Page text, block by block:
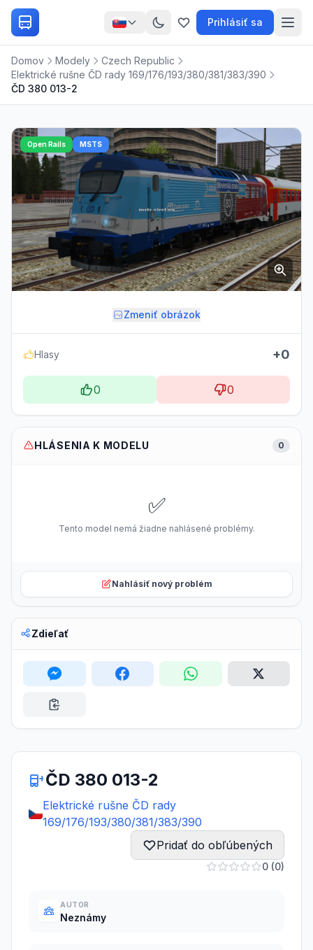
Prihlásiť sa
Domov Modely
Czech Republic
Elektrické rušne ČD rady 169/176/193/380/381/383/390
ČD 380 013-2
Open Rails MSTS
Zmeniť obrázok
Hlasy +0
0 0
HLÁSENIA K MODELU 0
✅
Tento model nemá žiadne nahlásené problémy.
Nahlásiť nový problém
Zdieľať
ČD 380 013-2
Elektrické rušne ČD rady
169/176/193/380/381/383/390
Pridať do obľúbených
0 (0)
AUTOR
Neznámy